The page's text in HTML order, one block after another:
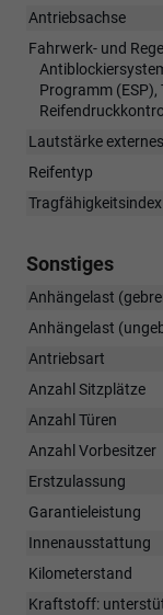
Antriebsachse
Fahrwerk- und
Programm
Lautstärke
Reifentyp
Tragfähigkeitsindex
Sonstiges
Anhängelast
Anhängelast
Antriebsart
Anzahl Sitzplätze
Anzahl Türen
Anzahl Vorbesitzer
Erstzulassung
Garantieleistung
Innenausstattung
Kilometerstand
Kraftstoff: